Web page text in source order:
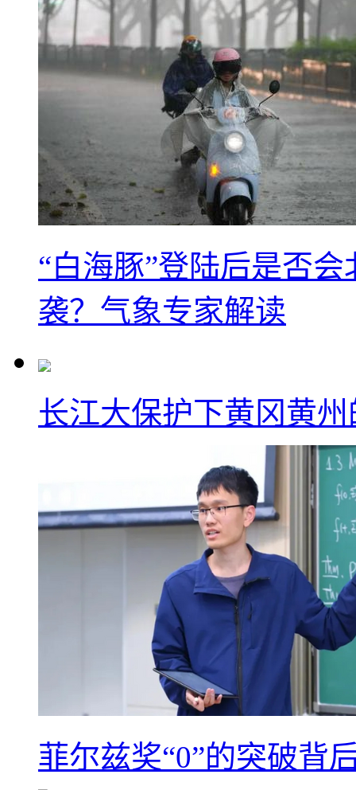
“白海豚”登陆后是否
袭？气象专家解读
长江大保护下黄冈黄
菲尔兹奖“0”的突破背